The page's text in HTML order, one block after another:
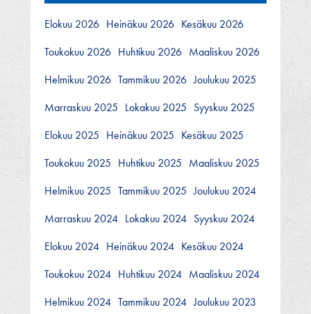
Elokuu 2026 Heinäkuu 2026 Kesäkuu 2026
Toukokuu 2026 Huhtikuu 2026 Maaliskuu 2026
Helmikuu 2026 Tammikuu 2026 Joulukuu 2025
Marraskuu 2025 Lokakuu 2025 Syyskuu 2025
Elokuu 2025 Heinäkuu 2025 Kesäkuu 2025
Toukokuu 2025 Huhtikuu 2025 Maaliskuu 2025
Helmikuu 2025 Tammikuu 2025 Joulukuu 2024
Marraskuu 2024 Lokakuu 2024 Syyskuu 2024
Elokuu 2024 Heinäkuu 2024 Kesäkuu 2024
Toukokuu 2024 Huhtikuu 2024 Maaliskuu 2024
Helmikuu 2024 Tammikuu 2024 Joulukuu 2023